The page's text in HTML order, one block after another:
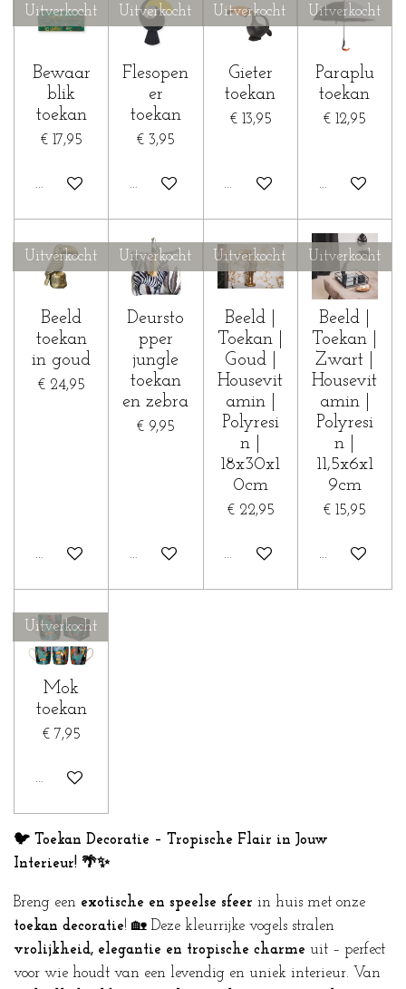
Uitverkocht
Bewaar
blik
toekan
€ 17,95
Houd mij op de hoogte
Uitverkocht
Flesopen
er
toekan
€ 3,95
Houd mij op de hoogte
Uitverkocht
Gieter
toekan
€ 13,95
Houd mij op de hoogte
Uitverkocht
Paraplu
toekan
€ 12,95
Houd mij op
Uitverkocht
Beeld
toekan
in goud
€ 24,95
Houd mij op de hoogte
Uitverkocht
Deursto
pper
jungle
toekan
en zebra
€ 9,95
Houd mij op de hoogte
Uitverkocht
Beeld |
Toekan |
Goud |
Housevit
amin |
Polyresi
n |
18x30x1
0cm
€ 22,95
Houd mij op de hoogte
Uitverkocht
Beeld |
Toekan |
Zwart |
Housevit
amin |
Polyresi
n |
11,5x6x1
9cm
€ 15,95
Houd mij op
Uitverkocht
Mok
toekan
€ 7,95
Houd mij op de hoogte
🐦 Toekan Decoratie – Tropische Flair in Jouw
Interieur! 🌴✨
Breng een exotische en speelse sfeer in huis met onze
toekan decoratie! 🏡 Deze kleurrijke vogels stralen
vrolijkheid, elegantie en tropische charme uit – perfect
voor wie houdt van een levendig en uniek interieur. Van